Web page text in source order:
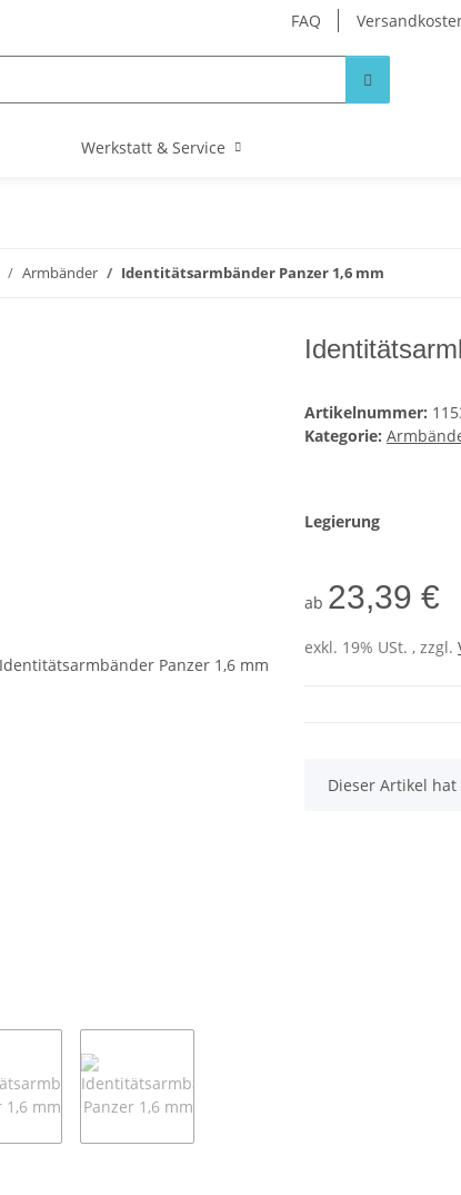
FAQ
Werkstatt & Service
Armbänder Identitätsarmbänder Panzer 1,6 mm
Artikelnummer:
Kategorie:
Legierung
ab 23,39 €
exkl. 19% USt. , zzgl.
x
Dieser Artikel